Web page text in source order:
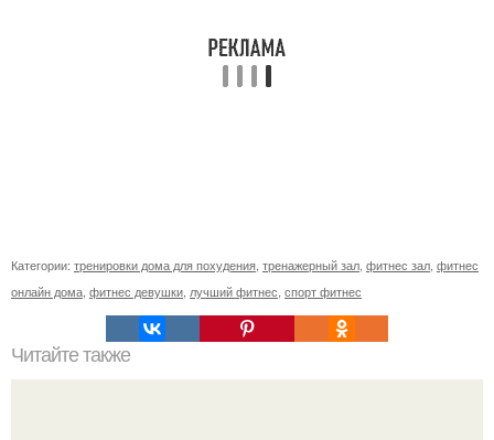
Категории: тренировки дома для похудения тренажерный зал фитнес зал фитнес
онлайн дома фитнес девушки лучший фитнес спорт фитнес
Читайте также